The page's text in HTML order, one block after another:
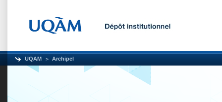
UQAM Archipel